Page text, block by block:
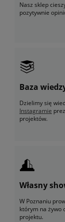
Nasz sklep
pozytywnie
Baza
Dzielimy się
Instagramie
projektów.
Własny
W Poznaniu
którym na żywo
projektu.